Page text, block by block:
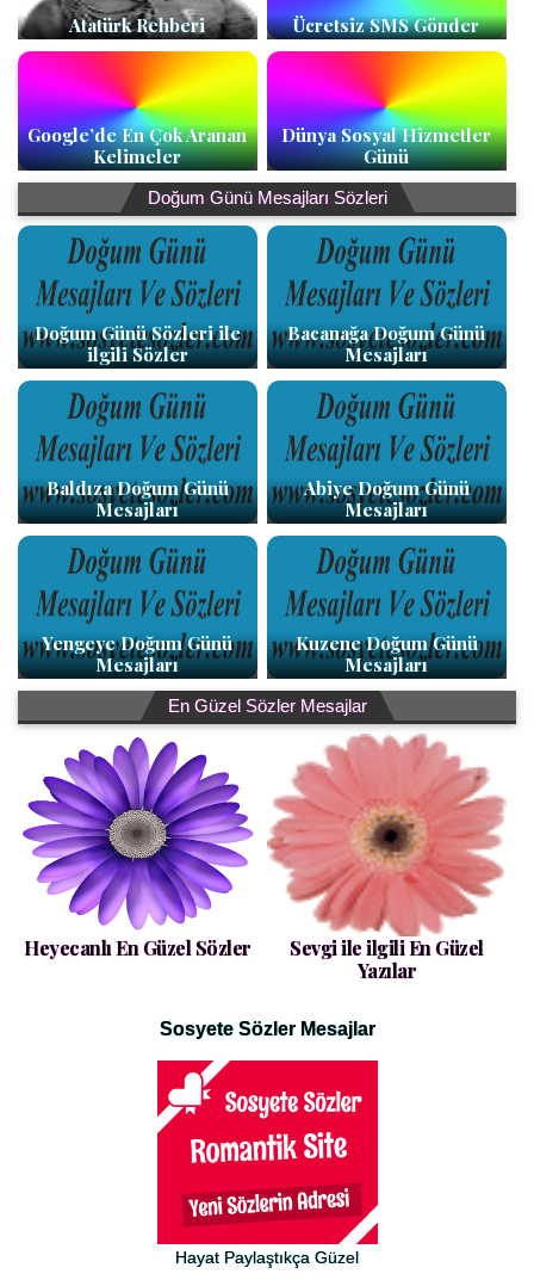
Atatürk Rehberi Ücretsiz SMS Gönder
Google’de En Çok Aranan
Kelimeler
Dünya Sosyal Hizmetler
Günü
Doğum Günü Mesajları Sözleri
Doğum Günü Sözleri ile
ilgili Sözler
Bacanağa Doğum Günü
Mesajları
Baldıza Doğum Günü
Mesajları
Abiye Doğum Günü
Mesajları
Yengeye Doğum Günü
Mesajları
Kuzene Doğum Günü
Mesajları
En Güzel Sözler Mesajlar
Heyecanlı En Güzel Sözler
Sevgi ile ilgili En Güzel
Yazılar
Sosyete Sözler Mesajlar
Hayat Paylaştıkça Güzel